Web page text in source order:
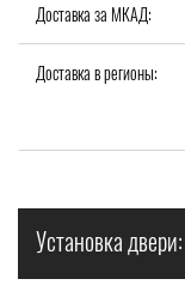
Доставка за МКАД:
Доставка в регионы:
Установка двери: